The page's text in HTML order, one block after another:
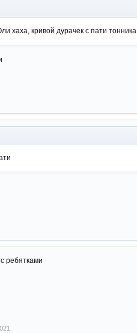
хаха, кривой дурачек с пати тонника
ребятками